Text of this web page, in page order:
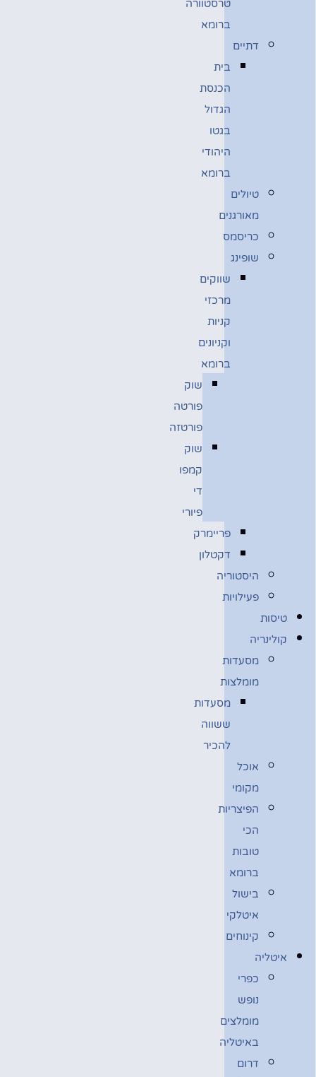
טרסטוורה
ברומא
דתיים
בית
הכנסת
הגדול
בגטו
היהודי
ברומא
טיולים
מאורגנים
כריסמס
שופינג
שווקים
מרכזי
קניות
וקניונים
ברומא
שוק
פורטה
פורטזה
שוק
קמפו
די
פיורי
פריימרק
דקטלון
היסטוריה
פעילויות
טיסות
קולינריה
מסעדות
מומלצות
מסעדות
ששווה
להכיר
אוכל
מקומי
הפיצריות
הכי
טובות
ברומא
בישול
איטלקי
קינוחים
איטליה
כפרי
נופש
מומלצים
באיטליה
דרום